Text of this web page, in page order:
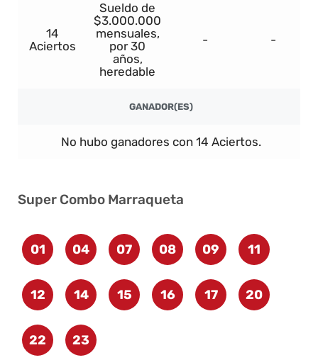
14
Aciertos
Sueldo de
$3.000.000
mensuales,
por 30
años,
heredable
- -
GANADOR(ES)
No hubo ganadores con 14 Aciertos.
Super Combo Marraqueta
01 04 07 08 09 11
12 14 15 16 17 20
22 23